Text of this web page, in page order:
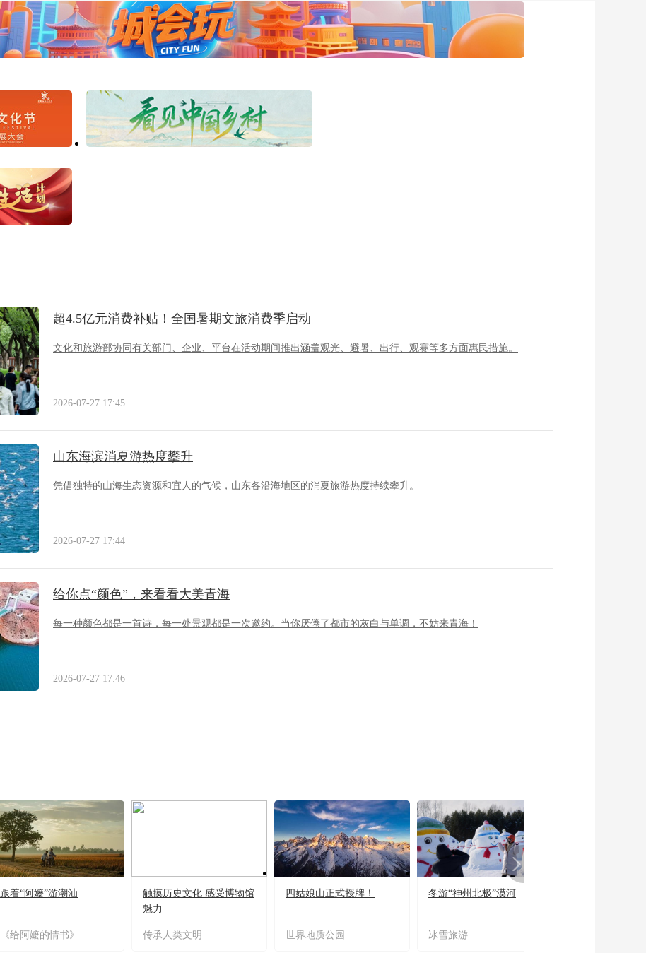
超4.5亿元消费补贴！全国暑期文旅消费季启动
文化和旅游部协同有关部门、企业、平台在活动期间推出涵盖观光、避暑、出行、观赛等多方面惠民措施。
2026-07-27 17:45
山东海滨消夏游热度攀升
凭借独特的山海生态资源和宜人的气候，山东各沿海地区的消夏旅游热度持续攀升。
2026-07-27 17:44
给你点“颜色”，来看看大美青海
每一种颜色都是一首诗，每一处景观都是一次邀约。当你厌倦了都市的灰白与单调，不妨来青海！
2026-07-27 17:46
跟着“阿嬷”游潮汕
《给阿嬷的情书》
触摸历史文化 感受博物馆
魅力
传承人类文明
四姑娘山正式授牌！
世界地质公园
冬游“神州北极”漠河
冰雪旅游